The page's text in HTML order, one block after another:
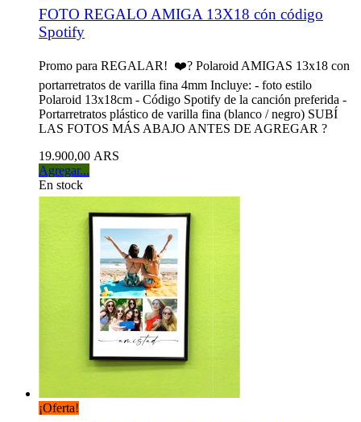
FOTO REGALO AMIGA 13X18 cón código
Spotify
Promo para REGALAR! ❤️? Polaroid AMIGAS 13x18 con
portarretratos de varilla fina 4mm Incluye: - foto estilo
Polaroid 13x18cm - Código Spotify de la canción preferida -
Portarretratos plástico de varilla fina (blanco / negro) SUBÍ
LAS FOTOS MÁS ABAJO ANTES DE AGREGAR ?
19.900,00 ARS
Agregar...
En stock
¡Oferta!